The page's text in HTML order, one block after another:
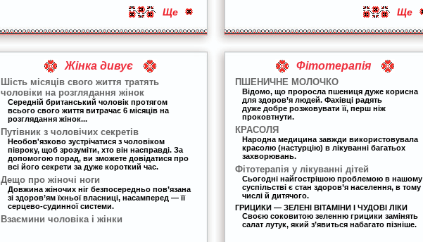
Ще Ще
Жінка дивує
Шість місяців свого життя тратять
чоловіки на розглядання жінок
Середній британський чоловік протягом
всього свого життя витрачає 6 місяців на
розглядання жінок...
Путівник з чоловічих секретів
Необов'язково зустрічатися з чоловіком
півроку, щоб зрозуміти, хто він насправді. За
допомогою порад, ви зможете довідатися про
всі його секрети за дуже короткий час.
Дещо про жіночі ноги
Довжина жіночих ніг безпосередньо пов’язана
зі здоров’ям їхньої власниці, насамперед — її
серцево-судинної системи.
Взаємини чоловіка і жінки
Фітотерапія
ПШЕНИЧНЕ МОЛОЧКО
Відомо, що проросла пшениця дуже корисна
для здоров’я людей. Фахівці радять
дуже добре розжовувати її, перш ніж
проковтнути.
КРАСОЛЯ
Народна медицина завжди використовувала
красолю (настурцію) в лікуванні багатьох
захворювань.
Фітотерапія у лікуванні дітей
Сьогодні найгострішою проблемою в нашому
суспільстві є стан здоров’я населення, в тому
числі й дитячого.
ГРИЦИКИ — ЗЕЛЕНІ ВІТАМІНИ І ЧУДОВІ ЛІКИ
Своєю соковитою зеленню грицики замінять
салат лутук, який з’явиться набагато пізніше.